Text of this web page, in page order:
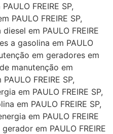
FREIRE SP,
PAULO FREIRE SP,
em PAULO FREIRE
a gasolina em PAULO
em geradores em
manutenção em
FREIRE SP,
em PAULO FREIRE SP,
em PAULO FREIRE SP,
em PAULO FREIRE
em PAULO FREIRE